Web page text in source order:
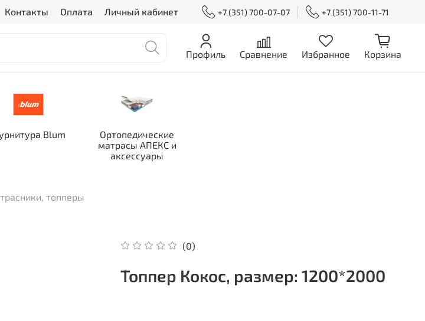
Контакты Оплата Личный кабинет +7 (351) 700-07-07 +7 (351) 700-11-71
Профиль Сравнение Избранное Корзина
Blum
Ортопедические
матрасы АПЕКС и
аксессуары
топперы
(0)
Топпер Кокос, размер: 1200*2000